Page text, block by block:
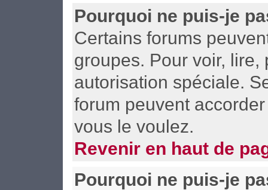
Pourquoi ne puis-je
Certains forums
groupes. Pour voir, lire,
autorisation spéciale.
forum peuvent
vous le voulez.
Revenir en haut de
Pourquoi ne puis-je